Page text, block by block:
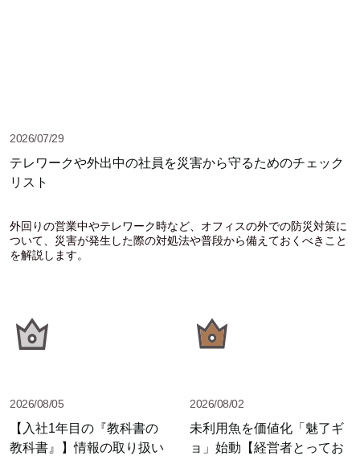
2026/07/29
テレワークや外出中の社員を災害から守るためのチェック
リスト
外回りの営業中やテレワーク時など、オフィスの外での防災対策に
ついて、災害が発生した際の対処法や普段から備えておくべきこと
を解説します。
2026/08/05
【入社1年目の『教科書の
教科書』】情報の取り扱い
2026/08/02
未利用魚を価値化「魅了ギ
ョ」始動【経営者とってお